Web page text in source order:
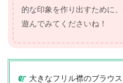
的な印象を作り出すために
遊んでみてくださいね！
大きなフリル襟のブラウ